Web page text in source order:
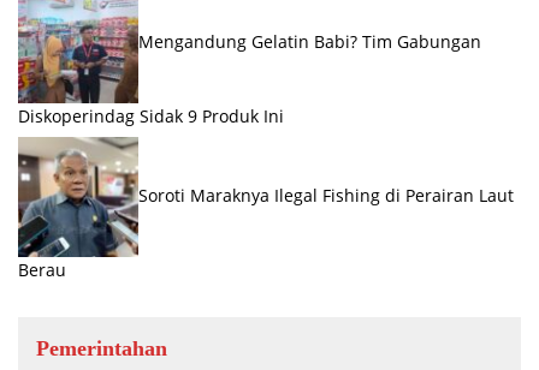
Mengandung Gelatin Babi? Tim Gabungan
Diskoperindag Sidak 9 Produk Ini
Soroti Maraknya Ilegal Fishing di Perairan Laut
Berau
Pemerintahan